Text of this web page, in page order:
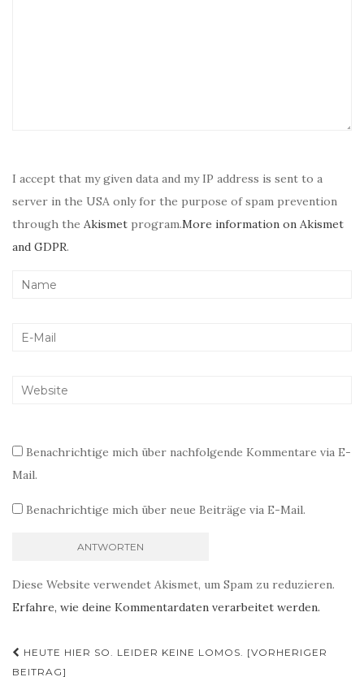
I accept that my given data and my IP address is sent to a
server in the USA only for the purpose of spam prevention
through the Akismet program.More information on Akismet
and GDPR.
Benachrichtige mich über nachfolgende Kommentare via E-
Mail.
Benachrichtige mich über neue Beiträge via E-Mail.
Diese Website verwendet Akismet, um Spam zu reduzieren.
Erfahre, wie deine Kommentardaten verarbeitet werden.
Beitragsnavigation
HEUTE HIER SO. LEIDER KEINE LOMOS. [VORHERIGER
BEITRAG]